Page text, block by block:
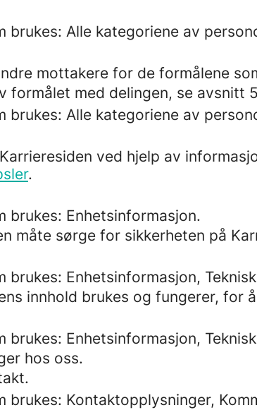
brukes: Alle kategoriene av
mottakere for de formålene
formålet med delingen, se avsnitt
brukes: Alle kategoriene av
ved hjelp av
.
brukes: Enhetsinformasjon.
måte sørge for sikkerheten på
Enhetsinformasjon,
innhold brukes og fungerer,
Enhetsinformasjon,
hos oss.
Kontaktopplysninger,